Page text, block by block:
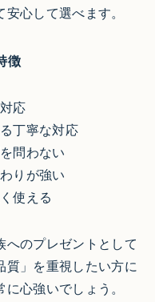
心して選べます。
徴
応
丁寧な対応
問わない
りが強い
使える
へのプレゼントとして
質」を重視したい方に
心強いでしょう。